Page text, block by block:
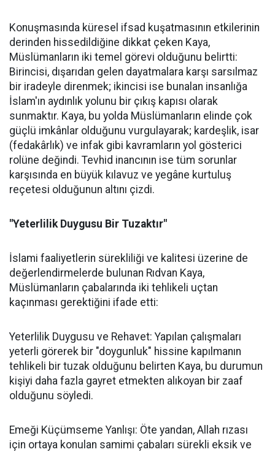
Konuşmasında küresel ifsad kuşatmasının etkilerinin
derinden hissedildiğine dikkat çeken Kaya,
Müslümanların iki temel görevi olduğunu belirtti:
Birincisi, dışarıdan gelen dayatmalara karşı sarsılmaz
bir iradeyle direnmek; ikincisi ise bunalan insanlığa
İslam'ın aydınlık yolunu bir çıkış kapısı olarak
sunmaktır. Kaya, bu yolda Müslümanların elinde çok
güçlü imkânlar olduğunu vurgulayarak; kardeşlik, isar
(fedakârlık) ve infak gibi kavramların yol gösterici
rolüne değindi. Tevhid inancının ise tüm sorunlar
karşısında en büyük kılavuz ve yegâne kurtuluş
reçetesi olduğunun altını çizdi.
"Yeterlilik Duygusu Bir Tuzaktır"
İslami faaliyetlerin sürekliliği ve kalitesi üzerine de
değerlendirmelerde bulunan Rıdvan Kaya,
Müslümanların çabalarında iki tehlikeli uçtan
kaçınması gerektiğini ifade etti:
Yeterlilik Duygusu ve Rehavet: Yapılan çalışmaları
yeterli görerek bir "doygunluk" hissine kapılmanın
tehlikeli bir tuzak olduğunu belirten Kaya, bu durumun
kişiyi daha fazla gayret etmekten alıkoyan bir zaaf
olduğunu söyledi.
Emeği Küçümseme Yanlışı: Öte yandan, Allah rızası
için ortaya konulan samimi çabaları sürekli eksik ve